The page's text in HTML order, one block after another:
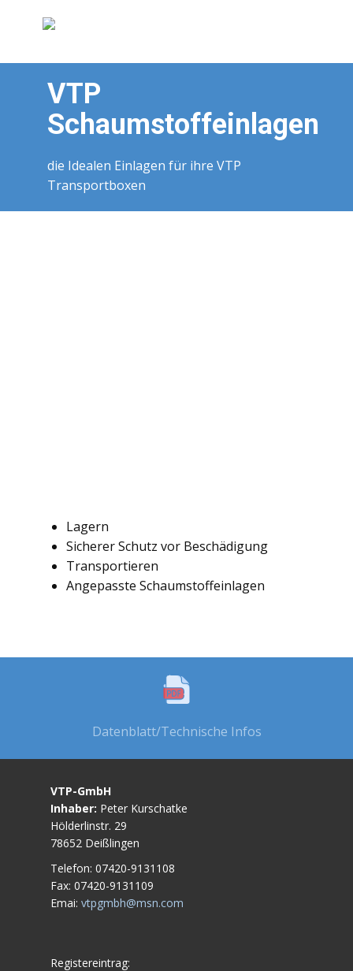
VTP
Schaumstoffeinlagen
die Idealen Einlagen für ihre VTP
Transportboxen
Lagern
Sicherer Schutz vor Beschädigung
Transportieren
Angepasste Schaumstoffeinlagen
Datenblatt/Technische Infos
VTP-GmbH
Inhaber: Peter Kurschatke
Hölderlinstr. 29
78652 Deißlingen
Registereintrag:
Telefon: 07420-9131108
Fax: 07420-9131109
Emai: vtpgmbh@msn.com